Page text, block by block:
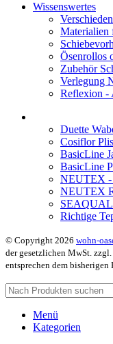
Wissenswertes
Materialien
Ösenrollos
Zubehör
Verlegung
Reflexion -
Duette
Cosiflor
BasicLine
BasicLine
NEUTEX -
NEUTEX
Richtige
© Copyright 2026 wohn-
der gesetzlichen MwSt. zzgl.
entsprechen dem
Menü
Kategorien